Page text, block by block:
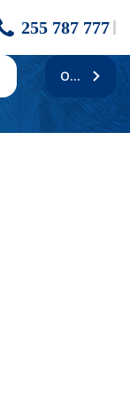
255 787 777
a možností zábavy
aktivit
letoviska
možností a
v těsné blízkosti
Jih je od
bary,
sál. Venku 2
ODEBÍRAT